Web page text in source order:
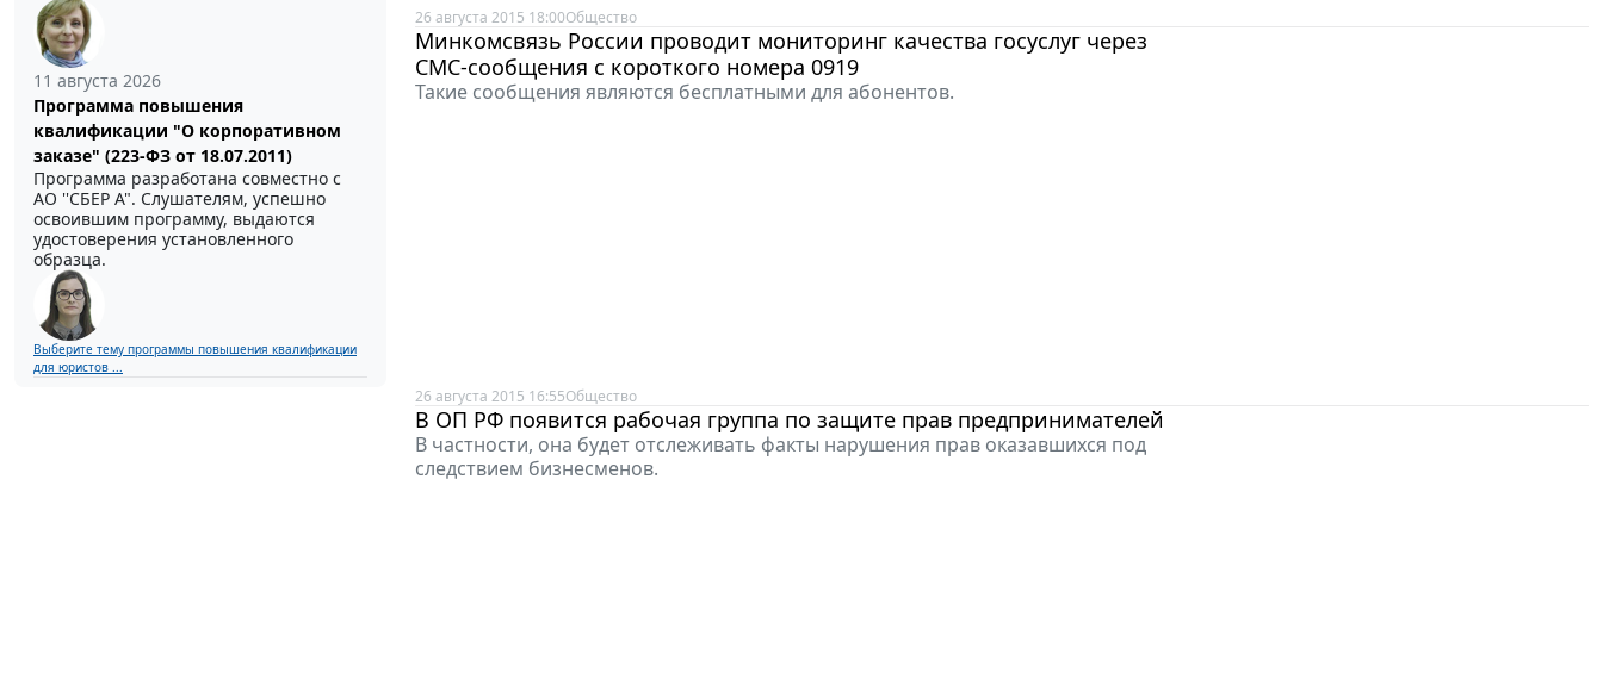
11 августа 2026
Программа повышения
квалификации "О корпоративном
заказе" (223-ФЗ от 18.07.2011)
Программа разработана совместно с
АО ''СБЕР А". Слушателям, успешно
освоившим программу, выдаются
удостоверения установленного
образца.
Выберите тему программы повышения квалификации
для юристов ...
26 августа 2015 18:00Общество
Минкомсвязь России проводит мониторинг качества госуслуг через
СМС-сообщения с короткого номера 0919
Такие сообщения являются бесплатными для абонентов.
26 августа 2015 16:55Общество
В ОП РФ появится рабочая группа по защите прав предпринимателей
В частности, она будет отслеживать факты нарушения прав оказавшихся под
следствием бизнесменов.